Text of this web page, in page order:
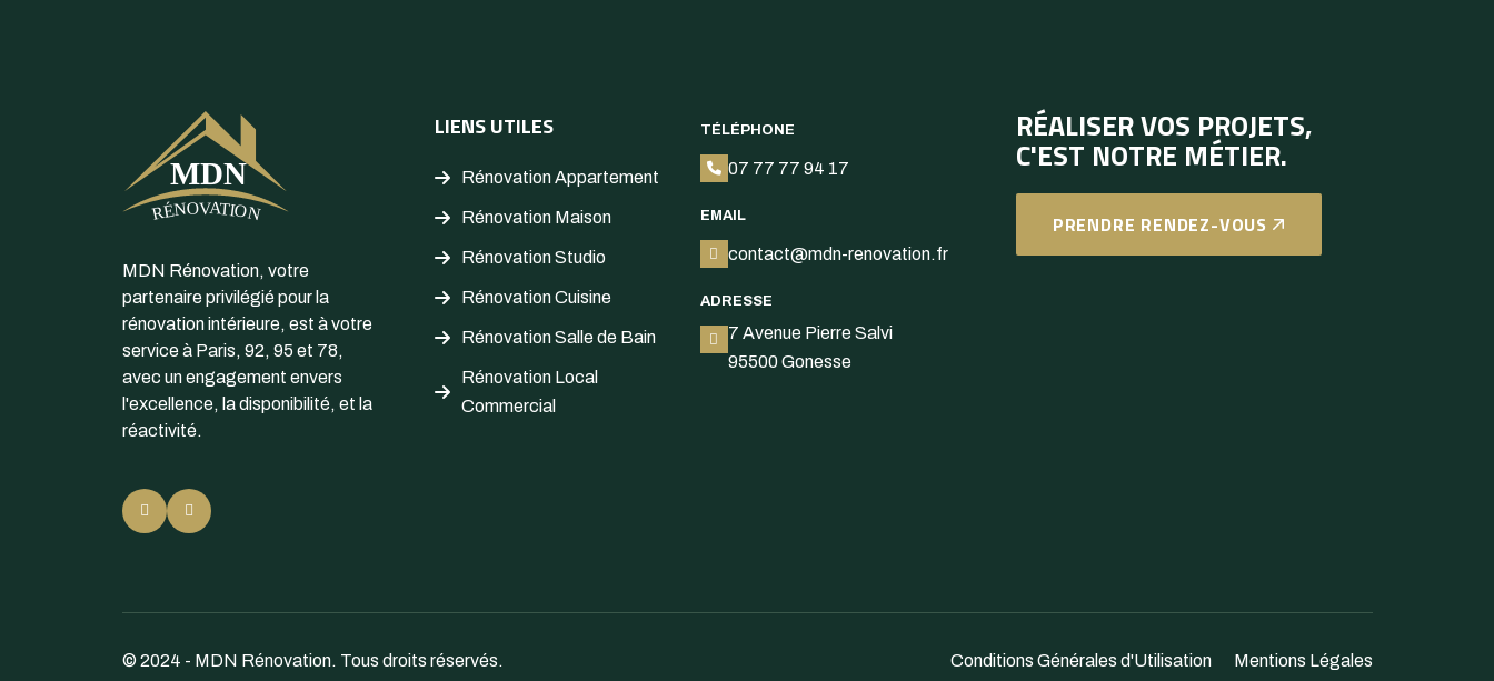
MDN Rénovation, votre
partenaire privilégié pour la
rénovation intérieure, est à votre
service à Paris, 92, 95 et 78,
avec un engagement envers
l'excellence, la disponibilité, et la
réactivité.
LIENS UTILES
Rénovation Appartement
Rénovation Maison
Rénovation Studio
Rénovation Cuisine
Rénovation Salle de Bain
Rénovation Local
Commercial
TÉLÉPHONE
07 77 77 94 17
EMAIL
contact@mdn-renovation.fr
ADRESSE
7 Avenue Pierre Salvi
95500 Gonesse
RÉALISER VOS PROJETS,
C'EST NOTRE MÉTIER.
PRENDRE RENDEZ-VOUS
© 2024 - MDN Rénovation. Tous droits réservés. Conditions Générales d'Utilisation Mentions Légales